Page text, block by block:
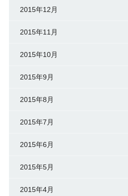
2015年12月
2015年11月
2015年10月
2015年9月
2015年8月
2015年7月
2015年6月
2015年5月
2015年4月